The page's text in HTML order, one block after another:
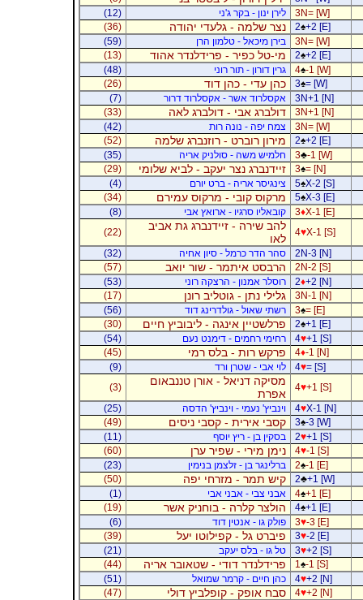
3N= [W]
לירן ינון - בקר ג'ני
(12)
2♠+2 [E] נצר שלמה - גלעדי יהודה
(36)
3N= [W]
בירן מיכאל - טלמון הרן
(59)
2♠+2 [E] מי-טל כפיר - פרידלנדר אהוד
(13)
4♠-1 [W] גרין דורון - תור רוני
(48)
3♠= [W] כהן עדי - כהן דוד
(26)
3N+1 [N]
אקסלרוד אשר - אקסלרוד דרור
(7)
3N+1 [N]
דולברג אבי - דולברג לאה
(33)
3N= [W]
צמח יפה - נונה רות
(42)
2♠+2 [E] מירון רוברט - רוזנברג שלמה
(52)
3♣-1 [W] חלמיש משה - סולניק אריה
(35)
3♠= [N] זיידנברג נצר יעקב - לביא שלומי
(29)
5♠X-2 [S] צינגיסר אריה - ברט יורם
(4)
5♠X-3 [E] מרקוס קובי - מרקוס עמירם
(34)
3♦X-1 [E] קובאליו סרגיו - ארואץ אבי
(8)
4♥X-1 [S]
להב שירה - זיידנברג גת אביב
לאו
(22)
2N-3 [N]
סהר הדר כרמל - סיון אחיה
(32)
2N-2 [S]
הרבסט איתמר - שור יואב
(57)
2♦+2 [N] רוסלר אמנון - הרצקה רוני
(53)
3N-1 [N]
גלילי נתן - גוטליב רונן
(17)
3♠= [E] רשתי שאול - גולדרינג דוד
(56)
2♠+1 [E] פרלשטיין אינגה - ליבוביץ חיים
(30)
4♥+1 [S] רחימי רחמים - דימנט נעם
(54)
4♦-1 [N] פרקש רות - בלס רמי
(45)
4♥= [S] לוי אבי - שטרן ורד
(9)
4♥+1 [S]
מסיקה דניאל - אורן טננבאום
אפרת
(3)
4♥X-1 [N] וינביץ' נעמי - וינביץ' הדסה
(25)
3♠-3 [W] קסבי אירית - קסבי ניסים
(49)
2♥+1 [S] בסקין בן - ריץ יוסף
(11)
4♥-1 [S] נימן מירי - שפיר ערן
(60)
2♠-1 [E] ברלינגר בן - זלצמן בנימין
(23)
2♣+1 [W] קיש תמר - מזרחי יפה
(50)
4♠+1 [E] אבני צבי - אבני אבי
(1)
4♠+1 [E] הולצר קלרה - בוחניק אשר
(19)
3♥-3 [E] פולק גו - אנטין דוד
(6)
3♥-2 [E] פיברט גל - קפילוטו יעל
(39)
3♥+2 [S] טל גו - בלס יעקב
(21)
1 ♠-1 [S] פרידלנדר דודי - שטאובר אריה
(44)
4♥+2 [N] כהן חיים - קרמר שמואל
(51)
4♥+2 [N] סבח אופק - קופלביץ דולי
(47)